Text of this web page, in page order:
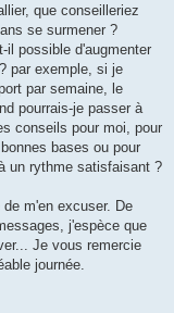
que conseilleriez
se surmener ?
possible d'augmenter
par exemple, si je
par semaine, le
pourrais-je passer à
conseils pour moi, pour
bases ou pour
un rythme satisfaisant ?
m'en excuser. De
j'espèce que
Je vous remercie
journée.